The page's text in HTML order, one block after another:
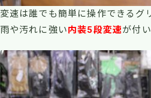
変速は誰でも簡単に操作できるグ
雨や汚れに強い内装5段変速が付